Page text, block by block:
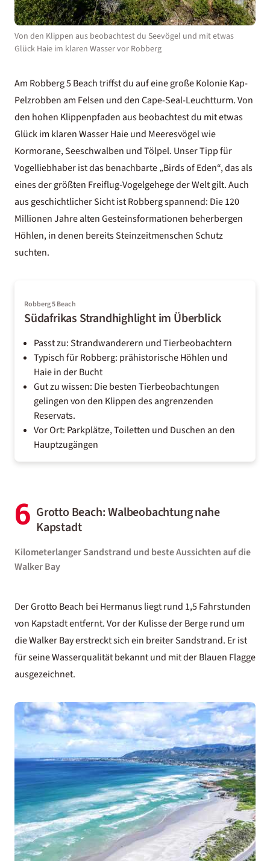
Von den Klippen aus beobachtest du Seevögel und mit etwas
Glück Haie im klaren Wasser vor Robberg
Am Robberg 5 Beach triffst du auf eine große Kolonie Kap-
Pelzrobben am Felsen und den Cape-Seal-Leuchtturm. Von
den hohen Klippenpfaden aus beobachtest du mit etwas
Glück im klaren Wasser Haie und Meeresvögel wie
Kormorane, Seeschwalben und Tölpel. Unser Tipp für
Vogelliebhaber ist das benachbarte „Birds of Eden“, das als
eines der größten Freiflug-Vogelgehege der Welt gilt. Auch
aus geschichtlicher Sicht ist Robberg spannend: Die 120
Millionen Jahre alten Gesteinsformationen beherbergen
Höhlen, in denen bereits Steinzeitmenschen Schutz
suchten.
Robberg 5 Beach
Südafrikas Strandhighlight im Überblick
Passt zu: Strandwanderern und Tierbeobachtern
Typisch für Robberg: prähistorische Höhlen und
Haie in der Bucht
Gut zu wissen: Die besten Tierbeobachtungen
gelingen von den Klippen des angrenzenden
Reservats.
Vor Ort: Parkplätze, Toiletten und Duschen an den
Hauptzugängen
6 Grotto Beach: Walbeobachtung nahe
Kapstadt
Kilometerlanger Sandstrand und beste Aussichten auf die
Walker Bay
Der Grotto Beach bei Hermanus liegt rund 1,5 Fahrstunden
von Kapstadt entfernt. Vor der Kulisse der Berge rund um
die Walker Bay erstreckt sich ein breiter Sandstrand. Er ist
für seine Wasserqualität bekannt und mit der Blauen Flagge
ausgezeichnet.